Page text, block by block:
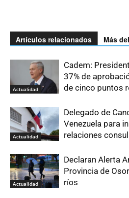
Artículos relacionados Más
Actualidad
Cadem:
37% de
de cinco puntos
Actualidad
Delegado de
Venezuela para
relaciones
Actualidad
Declaran Alerta
Provincia de
ríos